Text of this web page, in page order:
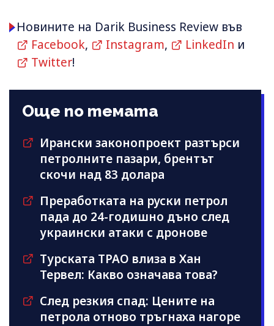
Новините на Darik Business Review във
Facebook, Instagram, LinkedIn и
Twitter!
Още по темата
Ирански законопроект разтърси
петролните пазари, брентът
скочи над 83 долара
Преработката на руски петрол
пада до 24-годишно дъно след
украински атаки с дронове
Турската TPAO влиза в Хан
Тервел: Какво означава това?
След резкия спад: Цените на
петрола отново тръгнаха нагоре